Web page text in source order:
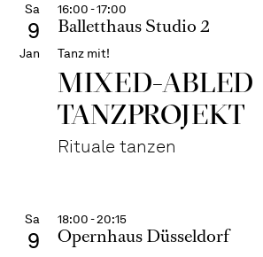
Sa
9
Jan
16:00 - 17:00
Balletthaus Studio 2
Tanz mit!
MIXED-ABLED
TANZPROJEKT
Rituale tanzen
Sa
9
18:00 - 20:15
Opernhaus Düsseldorf